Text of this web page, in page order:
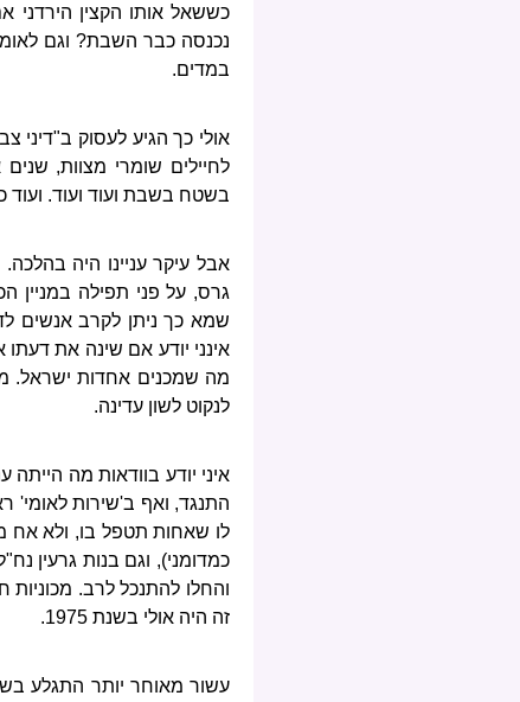
כששאל אותו הקצין
נכנסה כבר השבת? וגם
במדים.
אולי כך הגיע לעסוק
לחיילים שומרי מצוות,
בשטח בשבת ועוד ועוד.
אבל עיקר עניינו היה
גרס, על פני תפילה במניין
שמא כך ניתן לקרב אנשים
אינני יודע אם שינה את
מה שמכנים אחדות ישראל.
לנקוט לשון עדינה.
איני יודע בוודאות מה
התנגד, ואף ב'שירות לאומי'
לו שאחות תטפל בו, ולא אח
כמדומני), וגם בנות גרעין
והחלו להתנכל לרב. מכוניות
זה היה אולי בשנת 1975.